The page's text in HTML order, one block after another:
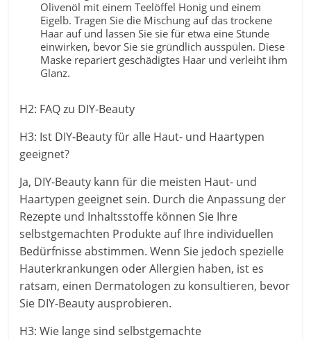
Olivenöl mit einem Teelöffel Honig und einem
Eigelb. Tragen Sie die Mischung auf das trockene
Haar auf und lassen Sie sie für etwa eine Stunde
einwirken, bevor Sie sie gründlich ausspülen. Diese
Maske repariert geschädigtes Haar und verleiht ihm
Glanz.
H2: FAQ zu DIY-Beauty
H3: Ist DIY-Beauty für alle Haut- und Haartypen
geeignet?
Ja, DIY-Beauty kann für die meisten Haut- und
Haartypen geeignet sein. Durch die Anpassung der
Rezepte und Inhaltsstoffe können Sie Ihre
selbstgemachten Produkte auf Ihre individuellen
Bedürfnisse abstimmen. Wenn Sie jedoch spezielle
Hauterkrankungen oder Allergien haben, ist es
ratsam, einen Dermatologen zu konsultieren, bevor
Sie DIY-Beauty ausprobieren.
H3: Wie lange sind selbstgemachte